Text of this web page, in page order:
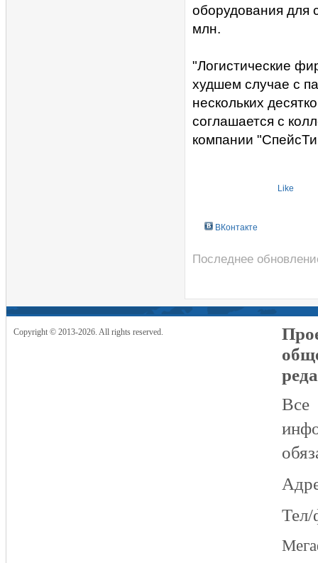
оборудования для
млн.
"Логистические
худшем случае с
нескольких
соглашается с
компании
Like
ВКонтакте
Последнее
Copyright © 2013-2026. All rights reserved.